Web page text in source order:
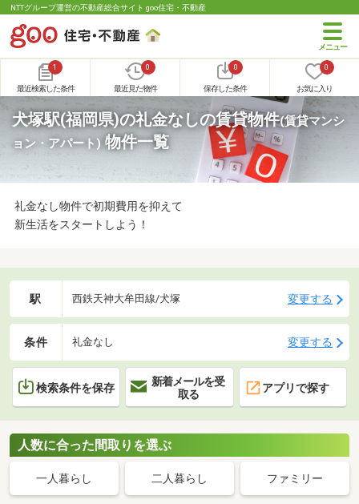
NTTグループ運営の不動産総合サイト goo住宅・不動産
1
最近検索した条件
0
最近見た物件
0
保存した条件
0
お気に入り
犬塚駅(福岡県)の礼金なしの賃貸物件(賃貸マンシ
ョン・アパート) 物件一覧
礼金なし物件で初期費用を抑えて
新生活をスタートしよう！
駅 西鉄天神大牟田線/犬塚 変更する
条件 礼金なし 変更する
検索条件を保存
新着メールを受
取る
アプリで探す
人数に合った間取りを選ぶ
一人暮らし 二人暮らし ファミリー